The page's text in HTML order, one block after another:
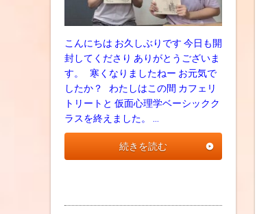
こんにちは お久しぶりです 今日も開
封してくださり ありがとうございま
す。 寒くなりましたねー お元気で
したか？ わたしはこの間 カフェリ
トリートと 仮面心理学ベーシックク
ラスを終えました。 …
続きを読む